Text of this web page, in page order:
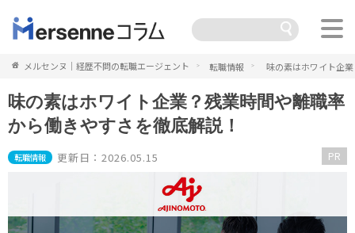
メルセンヌ｜経歴不問の転職エージェント 転職情報 味の素はホワイト企
味の素はホワイト企業？残業時間や離職率
から働きやすさを徹底解説！
転職情報 更新日：2026.05.15 PR